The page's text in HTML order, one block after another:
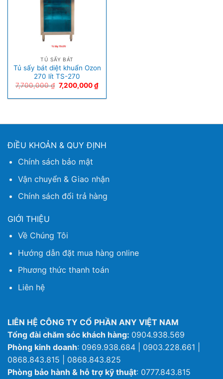
TỦ SẤY BÁT
Tủ sấy bát diệt khuẩn Ozon
270 lít TS-270
7,700,000₫ 7,200,000₫
ĐIỀU KHOẢN & QUY ĐỊNH
Chính sách bảo mật
Vận chuyển & Giao nhận
Chính sách đổi trả hàng
GIỚI THIỆU
Về Chúng Tôi
Hướng dẫn đặt mua hàng online
Phương thức thanh toán
Liên hệ
LIÊN HỆ CÔNG TY CỔ PHẦN ANY VIỆT NAM
Tổng đài chăm sóc khách hàng: 0904.938.569
Phòng kinh doanh: 0969.938.684 | 0903.228.661 |
0868.843.815 | 0868.843.825
Phòng bảo hành & hỗ trợ kỹ thuật: 0777.843.815